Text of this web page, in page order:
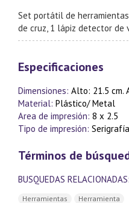
Set portátil de
de cruz, 1 lápiz detector de
Especificaciones
Dimensiones: Alto: 21.5 cm.
Material: Plástico/ Metal
Area de impresión: 8 x 2.5
Tipo de impresión:
Términos de
BUSQUEDAS RELACIONADAS:
Herramientas Herramienta